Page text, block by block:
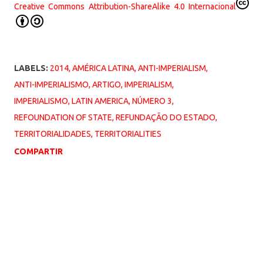
Creative Commons Attribution-ShareAlike 4.0 Internacional
LABELS: 2014 AMÉRICA LATINA ANTI-IMPERIALISM
ANTI-IMPERIALISMO ARTIGO IMPERIALISM
IMPERIALISMO LATIN AMERICA NÚMERO 3
REFOUNDATION OF STATE REFUNDAÇÃO DO ESTADO
TERRITORIALIDADES TERRITORIALITIES
COMPARTIR